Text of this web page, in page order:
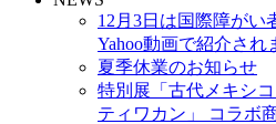
12月3日は国際障がい
Yahoo動画で紹介され
夏季休業のお知らせ
特別展「古代メキシ
ティワカン」 コラボ